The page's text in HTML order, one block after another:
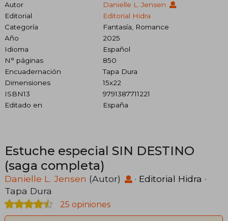
Autor
Danielle L. Jensen
Editorial
Editorial Hidra
Categoría
Fantasía, Romance
Año
2025
Idioma
Español
N° páginas
850
Encuadernación
Tapa Dura
Dimensiones
15x22
ISBN13
9791387711221
Editado en
España
Estuche especial SIN DESTINO
(saga completa)
Danielle L. Jensen (Autor) · Editorial Hidra ·
Tapa Dura
25 opiniones